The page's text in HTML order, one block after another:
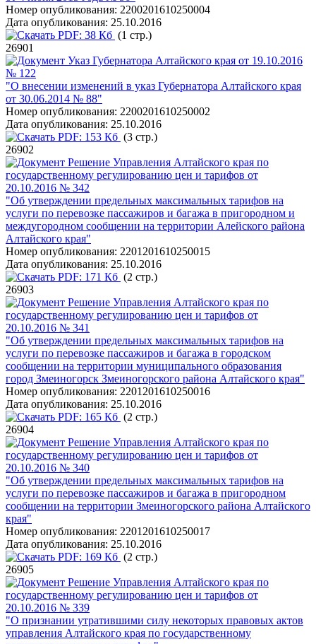
Номер опубликования: 2200201610250004
Дата опубликования: 25.10.2016
PDF: 38 Кб (1 стр.)
26901
Указ Губернатора Алтайского края от 19.10.2016
№ 122
"О внесении изменений в указ Губернатора Алтайского края
от 30.06.2014 № 88"
Номер опубликования: 2200201610250002
Дата опубликования: 25.10.2016
PDF: 153 Кб (3 стр.)
26902
Решение Управления Алтайского края по
государственному регулированию цен и тарифов от
20.10.2016 № 342
"Об утверждении предельных максимальных тарифов на
услуги по перевозке пассажиров и багажа в пригородном и
междугородном сообщении на территории Алейского района
Алтайского края"
Номер опубликования: 2201201610250015
Дата опубликования: 25.10.2016
PDF: 171 Кб (2 стр.)
26903
Решение Управления Алтайского края по
государственному регулированию цен и тарифов от
20.10.2016 № 341
"Об утверждении предельных максимальных тарифов на
услуги по перевозке пассажиров и багажа в городском
сообщении на территории муниципального образования
город Змеиногорск Змеиногорского района Алтайского края"
Номер опубликования: 2201201610250016
Дата опубликования: 25.10.2016
PDF: 165 Кб (2 стр.)
26904
Решение Управления Алтайского края по
государственному регулированию цен и тарифов от
20.10.2016 № 340
"Об утверждении предельных максимальных тарифов на
услуги по перевозке пассажиров и багажа в пригородном
сообщении на территории Змеиногорского района Алтайского
края"
Номер опубликования: 2201201610250017
Дата опубликования: 25.10.2016
PDF: 169 Кб (2 стр.)
26905
Решение Управления Алтайского края по
государственному регулированию цен и тарифов от
20.10.2016 № 339
"О признании утратившими силу некоторых правовых актов
управления Алтайского края по государственному